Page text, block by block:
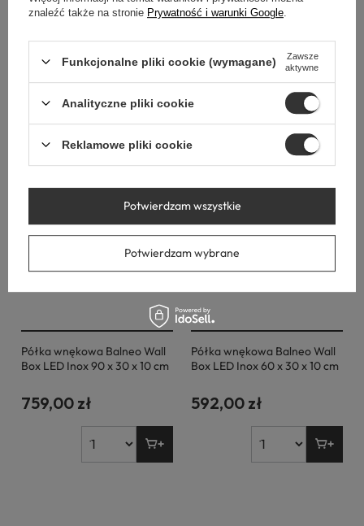
Półka wnękowa Balneo Wall
Box LED Złota 60 x 30 x 10
779,00 zł
Półka wnękowa Balneo Wall
Box LED Złota 30 x 30 x 10
560,00 zł
Półka wnękowa Balneo Wall
Box LED Inox 90 x 30 x 10 cm
759,00 zł
Półka wnękowa Balneo Wall
Box LED Inox 60 x 30 x 10 cm
592,00 zł
znaleźć także na stronie Prywatność i warunki Google
Funkcjonalne pliki cookie (wymagane)
Zawsze
aktywne
Analityczne pliki cookie
Reklamowe pliki cookie
Potwierdzam wybrane
Potwierdzam wszystkie